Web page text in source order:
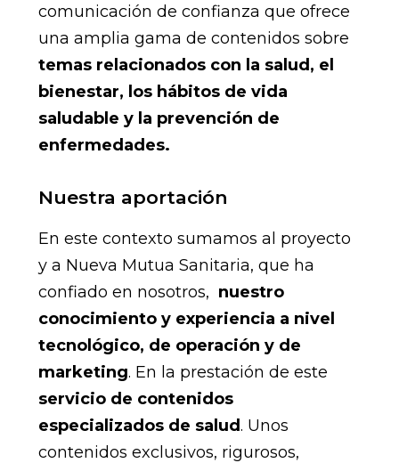
comunicación de confianza que ofrece
una amplia gama de contenidos sobre
temas relacionados con la salud, el
bienestar, los hábitos de vida
saludable y la prevención de
enfermedades.
Nuestra aportación
En este contexto sumamos al proyecto
y a Nueva Mutua Sanitaria, que ha
confiado en nosotros, nuestro
conocimiento y experiencia a nivel
tecnológico, de operación y de
marketing. En la prestación de este
servicio de contenidos
especializados de salud. Unos
contenidos exclusivos, rigurosos,